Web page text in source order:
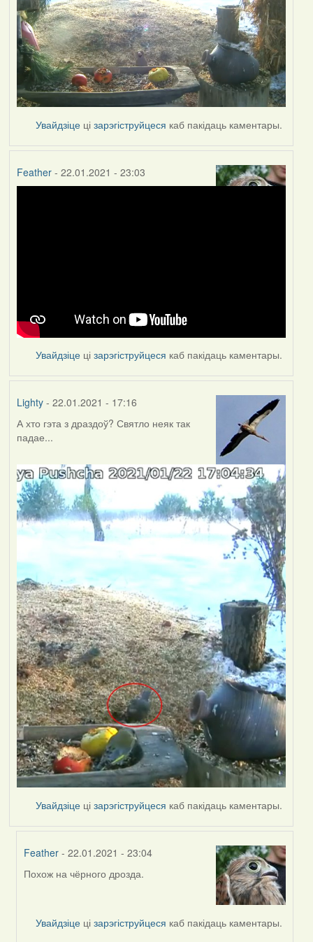
Увайдзіце цізарэгіструйцеся каб пакідаць каментары.
Feather- 22.01.2021 - 23:03
Увайдзіце цізарэгіструйцеся каб пакідаць каментары.
Lighty- 22.01.2021 - 17:16
А хто гэта з драздоў? Святло неяк так
падае...
Увайдзіце цізарэгіструйцеся каб пакідаць каментары.
Feather - 22.01.2021 - 23:04
In
Похож на чёрного дрозда.
Увайдзіце цізарэгіструйцеся каб пакідаць каментары.